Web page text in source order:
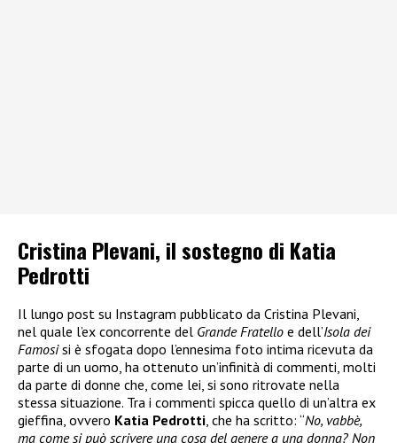
Cristina Plevani, il sostegno di Katia
Pedrotti
Il lungo post su Instagram pubblicato da Cristina Plevani,
nel quale l’ex concorrente del Grande Fratello e dell’Isola dei
Famosisi è sfogata dopo l’ennesima foto intima ricevuta da
parte di un uomo, ha ottenuto un’infinità di commenti, molti
da parte di donne che, come lei, si sono ritrovate nella
stessa situazione. Tra i commenti spicca quello di un’altra ex
gieffina, ovvero Katia Pedrotti, che ha scritto: “No, vabbè,
ma come si può scrivere una cosa del genere a una donna? Non